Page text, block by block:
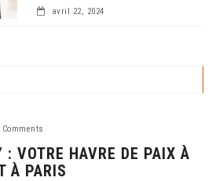
avril 22, 2024
Comments
: VOTRE HAVRE DE PAIX À
À PARIS